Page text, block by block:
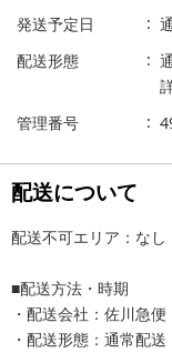
発送予定日
配送形態
管理番号
配送について
配送不可エリア：なし
■配送方法・時期
・配送会社：佐川急便
・配送形態：通常配送